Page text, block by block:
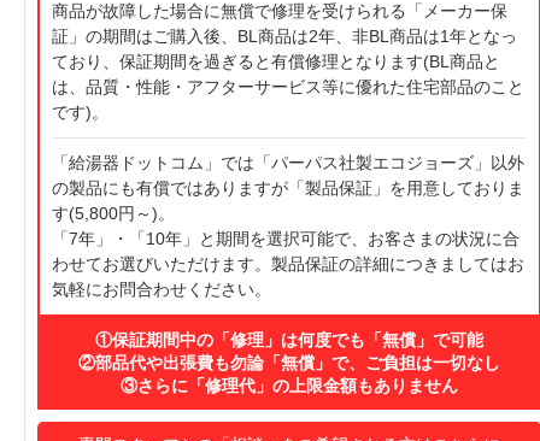
商品が故障した場合に無償で修理を受けられる「メーカー保
証」の期間はご購入後、BL商品は2年、非BL商品は1年となっ
ており、保証期間を過ぎると有償修理となります(BL商品と
は、品質・性能・アフターサービス等に優れた住宅部品のこと
です)。
「給湯器ドットコム」では「パーパス社製エコジョーズ」以外
の製品にも有償ではありますが「製品保証」を用意しておりま
す(5,800円～)。
「7年」・「10年」と期間を選択可能で、お客さまの状況に合
わせてお選びいただけます。製品保証の詳細につきましてはお
気軽にお問合わせください。
①保証期間中の「修理」は何度でも「無償」で可能
②部品代や出張費も勿論「無償」で、ご負担は一切なし
③さらに「修理代」の上限金額もありません